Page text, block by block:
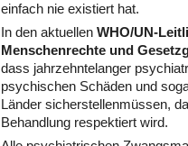
einfach nie existiert hat.
In den aktuellen WHO/UN-
Menschenrechte und
dass jahrzehntelanger
psychischen Schäden und
Länder sicherstellenmüssen,
Behandlung respektiert wird.